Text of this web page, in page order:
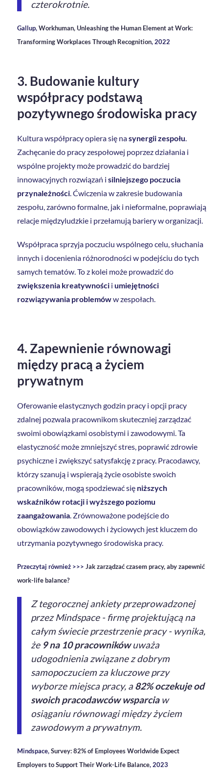
czterokrotnie.
Gallup,Workhuman, Unleashing the Human Element at Work:
Transforming Workplaces Through Recognition, 2022
3. Budowanie kultury
współpracy podstawą
pozytywnego środowiska pracy
Kultura współpracy opiera się nasynergii zespołu.
Zachęcanie do pracy zespołowej poprzez działania i
wspólne projekty może prowadzić do bardziej
innowacyjnych rozwiązań i silniejszego poczucia
przynależności. Ćwiczenia w zakresie budowania
zespołu, zarówno formalne, jak i nieformalne, poprawiają
relacje międzyludzkie i przełamują bariery w organizacji.
Współpraca sprzyja poczuciu wspólnego celu, słuchania
innych i docenienia różnorodności w podejściu do tych
samych tematów. To z kolei może prowadzić do
zwiększenia kreatywności i umiejętności
rozwiązywania problemóww zespołach.
4. Zapewnienie równowagi
między pracą a życiem
prywatnym
Oferowanie elastycznych godzin pracy i opcji pracy
zdalnej pozwala pracownikom skuteczniej zarządzać
swoimi obowiązkami osobistymi i zawodowymi. Ta
elastyczność może zmniejszyć stres, poprawić zdrowie
psychiczne i zwiększyć satysfakcję z pracy. Pracodawcy,
którzy szanują i wspierają życie osobiste swoich
pracowników, mogą spodziewać się niższych
wskaźników rotacji i wyższego poziomu
zaangażowania. Zrównoważone podejście do
obowiązków zawodowych i życiowych jest kluczem do
utrzymania pozytywnego środowiska pracy.
Przeczytaj również >>> Jak zarządzać czasem pracy, aby zapewnić
work-life balance?
Z tegorocznej ankiety przeprowadzonej
przez Mindspace - firmę projektującą na
całym świecie przestrzenie pracy - wynika,
że 9 na 10 pracownikówuważa
udogodnienia związane z dobrym
samopoczuciem za kluczowe przy
wyborze miejsca pracy, a82% oczekuje od
swoich pracodawców wsparciaw
osiąganiu równowagi między życiem
zawodowym a prywatnym.
Mindspace,Survey: 82% of Employees Worldwide Expect
Employers to Support Their Work-Life Balance, 2023